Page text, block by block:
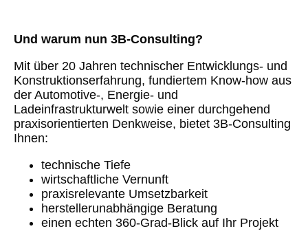
Und warum nun 3B‑Consulting?
Mit über 20 Jahren technischer Entwicklungs- und
Konstruktionserfahrung, fundiertem Know-how aus
der Automotive‑, Energie- und
Ladeinfrastrukturwelt sowie einer durchgehend
praxisorientierten Denkweise, bietet 3B‑Consulting
Ihnen:
technische Tiefe
wirtschaftliche Vernunft
praxisrelevante Umsetzbarkeit
herstellerunabhängige Beratung
einen echten 360‑Grad‑Blick auf Ihr Projekt